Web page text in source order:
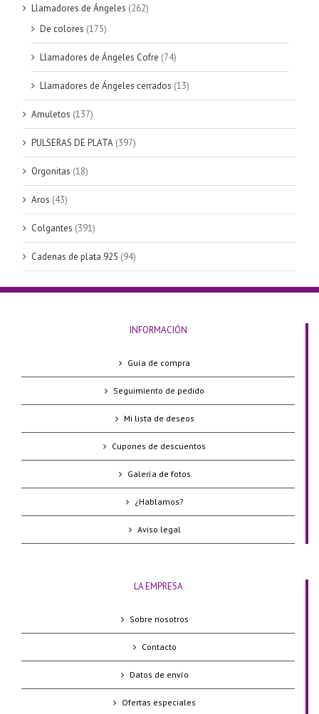
Llamadores de Ángeles (262)
De colores (175)
Llamadores de Ángeles Cofre (74)
Llamadores de Ángeles cerrados (13)
Amuletos (137)
PULSERAS DE PLATA (397)
Orgonitas (18)
Aros (43)
Colgantes (391)
Cadenas de plata 925 (94)
INFORMACIÓN
Guía de compra
Seguimiento de pedido
Mi lista de deseos
Cupones de descuentos
Galería de fotos
¿Hablamos?
Aviso legal
LA EMPRESA
Sobre nosotros
Contacto
Datos de envío
Ofertas especiales